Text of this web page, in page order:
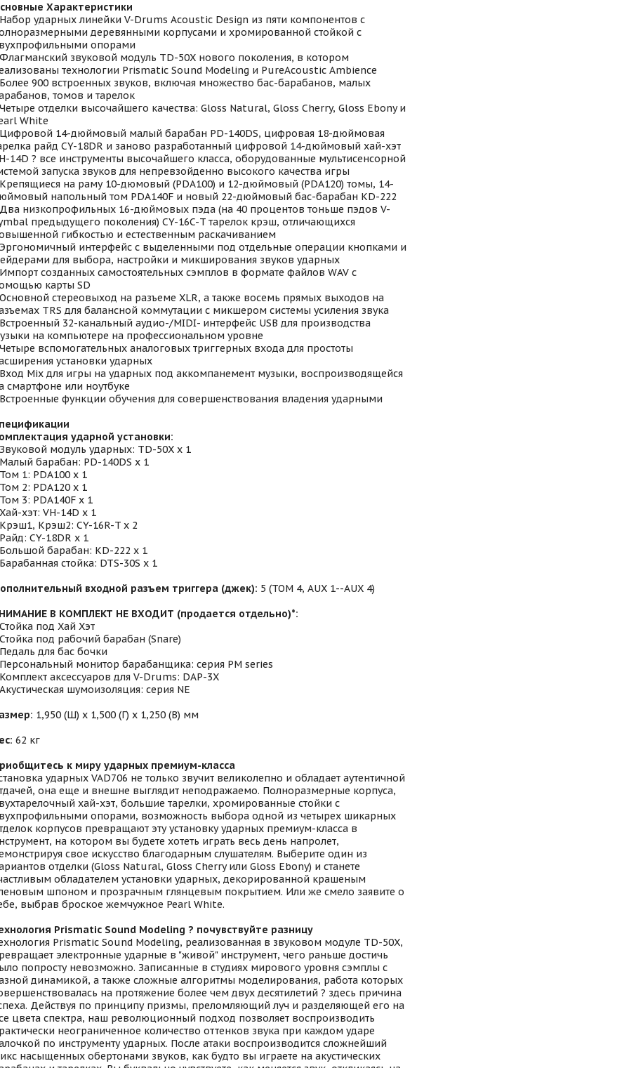
Характеристики
ударных линейки V-Drums Acoustic Design из пяти компонентов с
деревянными корпусами и хромированной стойкой с
опорами
звуковой модуль TD-50Х нового поколения, в котором
технологии Prismatic Sound Modeling и PureAcoustic Ambience
900 встроенных звуков, включая множество бас-барабанов, малых
томов и тарелок
отделки высочайшего качества: Gloss Natural, Gloss Cherry, Gloss Ebony и
White
Цифровой 14-дюймовый малый барабан PD-140DS, цифровая 18-дюймовая
райд CY-18DR и заново разработанный цифровой 14-дюймовый хай-хэт
14D ? все инструменты высочайшего класса, оборудованные мультисенсорной
запуска звуков для непревзойденно высокого качества игры
Крепящиеся на раму 10-дюмовый (PDA100) и 12-дюймовый (PDA120) томы, 14-
напольный том PDA140F и новый 22-дюймовый бас-барабан KD-222
Два низкопрофильных 16-дюймовых пэда (на 40 процентов тоньше пэдов V-
предыдущего поколения) CY-16C-T тарелок крэш, отличающихся
гибкостью и естественным раскачиванием
Эргономичный интерфейс с выделенными под отдельные операции кнопками и
для выбора, настройки и микширования звуков ударных
созданных самостоятельных сэмплов в формате файлов WAV с
карты SD
стереовыход на разъеме XLR, а также восемь прямых выходов на
TRS для балансной коммутации с микшером системы усиления звука
32-канальный аудио-/MIDI- интерфейс USB для производства
на компьютере на профессиональном уровне
вспомогательных аналоговых триггерных входа для простоты
установки ударных
Mix для игры на ударных под аккомпанемент музыки, воспроизводящейся
смартфоне или ноутбуке
функции обучения для совершенствования владения ударными
ударной установки:
модуль ударных: TD-50X x 1
барабан: PD-140DS x 1
1: PDA100 x 1
2: PDA120 x 1
3: PDA140F x 1
хэт: VH-14D x 1
Крэш2: CY-16R-T x 2
CY-18DR x 1
барабан: KD-222 x 1
стойка: DTS-30S x 1
входной разъем триггера (джек): 5 (TOM 4, AUX 1--AUX 4)
В КОМПЛЕКТ НЕ ВХОДИТ (продается отдельно)*:
под Хай Хэт
под рабочий барабан (Snare)
для бас бочки
монитор барабанщика: серия PM series
аксессуаров для V-Drums: DAP-3X
шумоизоляция: серия NE
1,950 (Ш) x 1,500 (Г) x 1,250 (В) мм
62 кг
к миру ударных премиум-класса
ударных VAD706 не только звучит великолепно и обладает аутентичной
она еще и внешне выглядит неподражаемо. Полноразмерные корпуса,
хай-хэт, большие тарелки, хромированные стойки с
опорами, возможность выбора одной из четырех шикарных
корпусов превращают эту установку ударных премиум-класса в
на котором вы будете хотеть играть весь день напролет,
свое искусство благодарным слушателям. Выберите один из
отделки (Gloss Natural, Gloss Cherry или Gloss Ebony) и станете
обладателем установки ударных, декорированной крашеным
шпоном и прозрачным глянцевым покрытием. Или же смело заявите о
выбрав броское жемчужное Pearl White.
Prismatic Sound Modeling ? почувствуйте разницу
Prismatic Sound Modeling, реализованная в звуковом модуле TD-50Х,
электронные ударные в "живой" инструмент, чего раньше достичь
попросту невозможно. Записанные в студиях мирового уровня сэмплы с
динамикой, а также сложные алгоритмы моделирования, работа которых
на протяжение более чем двух десятилетий ? здесь причина
Действуя по принципу призмы, преломляющий луч и разделяющей его на
цвета спектра, наш революционный подход позволяет воспроизводить
неограниченное количество оттенков звука при каждом ударе
по инструменту ударных. После атаки воспроизводится сложнейший
насыщенных обертонами звуков, как будто вы играете на акустических